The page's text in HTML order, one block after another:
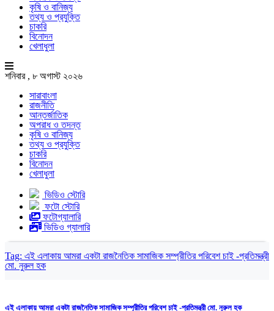
কৃষি ও বানিজ্য
তথ্য ও প্রযুক্তি
চাকরি
বিনোদন
খেলাধুলা
শনিবার , ৮ অগাস্ট ২০২৬
সারাবাংলা
রাজনীতি
আন্তর্জাতিক
অপরাধ ও তদন্ত
কৃষি ও বানিজ্য
তথ্য ও প্রযুক্তি
চাকরি
বিনোদন
খেলাধুলা
ভিডিও স্টোরি
ফটো স্টোরি
ফটোগ্যালারি
ভিডিও গ্যালারি
Tag: এই এলাকায় আমরা একটা রাজনৈতিক সামাজিক সম্প্রীতির পরিবেশ চাই -প্রতিমন্ত্রী
মো. নুরুল হক
এই এলাকায় আমরা একটা রাজনৈতিক সামাজিক সম্প্রীতির পরিবেশ চাই -প্রতিমন্ত্রী মো. নুরুল হক